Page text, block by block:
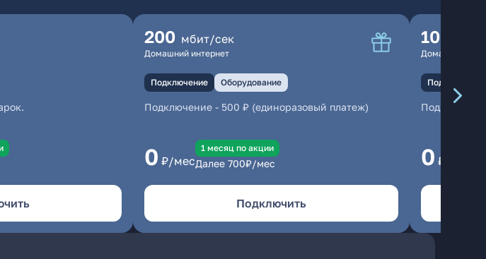
200 мбит/сек
Домашний интернет
Подключение Оборудование
Подключение - 500 ₽ (единоразовый платеж)
0 ₽/мес
1 месяц по акции
Далее 700₽/мес
Подключить
100
Домашний
Подключение
0 ₽/мес